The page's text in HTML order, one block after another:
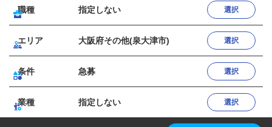
職種 指定しない 選択
エリア 大阪府その他(泉大津市) 選択
条件 急募 選択
業種 指定しない 選択